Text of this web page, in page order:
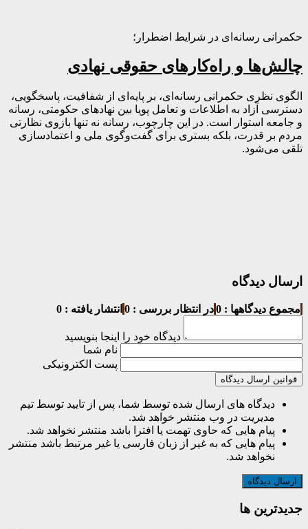
حکمرانی رسانه‌ای در شرایط اضطرار؛
چالش‌ها و راه‌کارهای حقوقی نهادی
الگوی نظری حکمرانی رسانه‌ای، بر پایه‌ای از شفافیت، پاسخگویی،
دسترسی آزاد به اطلاعات و تعامل پویا بین نهادهای حکومتی، رسانه
و جامعه استوار است. در این چارچوب، رسانه نه تنها بازوی نظارتی
مردم بر قدرت، بلکه بستری برای گفت‌وگوی ملی و اعتمادسازی
تلقی می‌شود.
ارسال دیدگاه
مجموع دیدگاهها : 0 در انتظار بررسی : 0 انتشار یافته : 0
دیدگاه خود را اینجا بنویسید
نام شما
پست الکترونیکی
قوانین ارسال دیدگاه
دیدگاه های ارسال شده توسط شما، پس از تایید توسط تیم
مدیریت در وب منتشر خواهد شد.
پیام هایی که حاوی تهمت یا افترا باشد منتشر نخواهد شد.
پیام هایی که به غیر از زبان فارسی یا غیر مرتبط باشد منتشر
نخواهد شد.
جديدترين ها